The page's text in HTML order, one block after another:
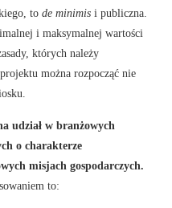
tode minimis i publiczna.
i maksymalnej wartości
których należy
można rozpocząć nie
udział w branżowych
o charakterze
misjach gospodarczych.
to: